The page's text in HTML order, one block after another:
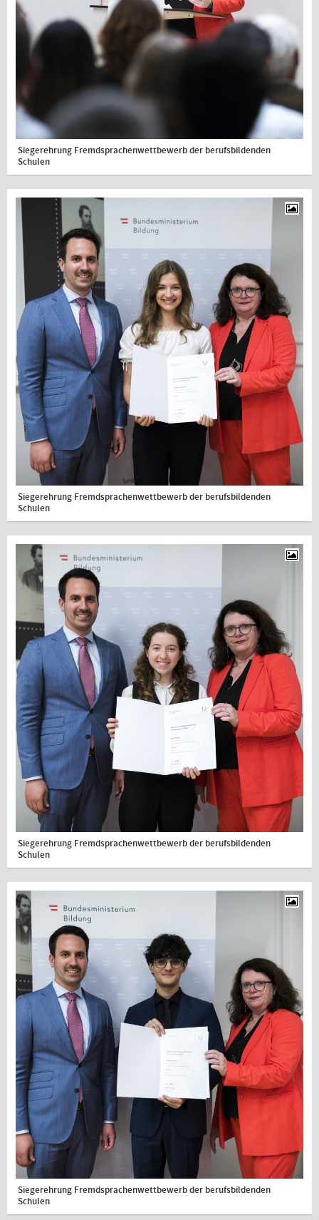
Siegerehrung Fremdsprachenwettbewerb der berufsbildenden
Schulen
Siegerehrung Fremdsprachenwettbewerb der berufsbildenden
Schulen
Siegerehrung Fremdsprachenwettbewerb der berufsbildenden
Schulen
Siegerehrung Fremdsprachenwettbewerb der berufsbildenden
Schulen